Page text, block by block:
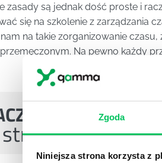
Zgoda
Niniejsza strona korzysta z
zasady są jednak dość proste i
się na szkolenie z zarządzania
na takie zorganizowanie
Na pewno każdy
OSTATNIE
wiedzy